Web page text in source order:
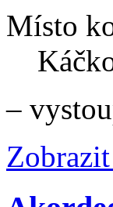
Místo
–